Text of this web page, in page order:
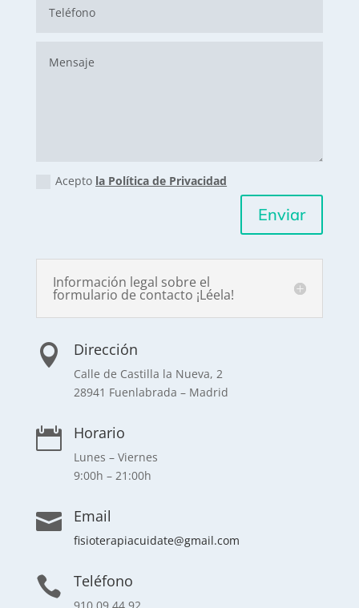
Acepto la Política de Privacidad
Enviar
Información legal sobre el
formulario de contacto ¡Léela!
 Dirección
Calle de Castilla la Nueva, 2
28941 Fuenlabrada – Madrid
 Horario
Lunes – Viernes
9:00h – 21:00h
 Email
fisioterapiacuidate@gmail.com
 Teléfono